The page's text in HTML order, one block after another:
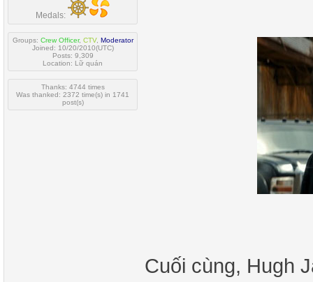
Medals:
Groups: Crew Officer, CTV, Moderator
Joined: 10/20/2010(UTC)
Posts: 9,309
Location: Lữ quán
Thanks: 4744 times
Was thanked: 2372 time(s) in 1741
post(s)
Cuối cùng, Hugh